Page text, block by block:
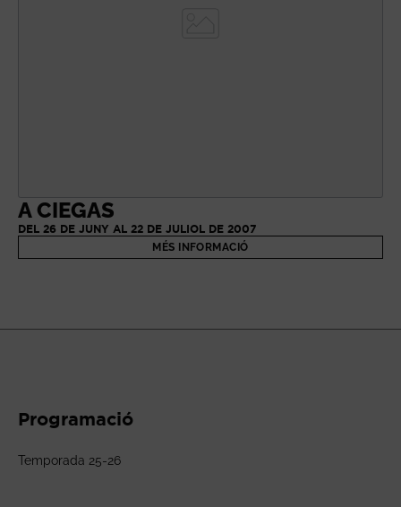
A CIEGAS
DEL 26 DE JUNY AL 22 DE JULIOL DE 2007
MÉS INFORMACIÓ
Programació
Temporada 25-26